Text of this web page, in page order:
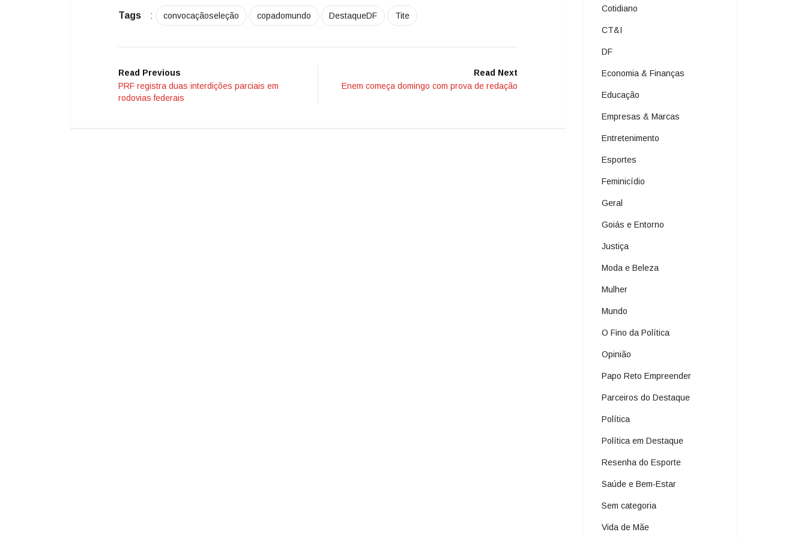
Tags : convocaçãoseleção copadomundo DestaqueDF Tite
Read Previous
PRF registra duas interdições parciais em
rodovias federais
Read Next
Enem começa domingo com prova de redação
Cotidiano
CT&I
DF
Economia & Finanças
Educação
Empresas & Marcas
Entretenimento
Esportes
Feminicídio
Geral
Goiás e Entorno
Justiça
Moda e Beleza
Mulher
Mundo
O Fino da Política
Opinião
Papo Reto Empreender
Parceiros do Destaque
Política
Política em Destaque
Resenha do Esporte
Saúde e Bem-Estar
Sem categoria
Vida de Mãe